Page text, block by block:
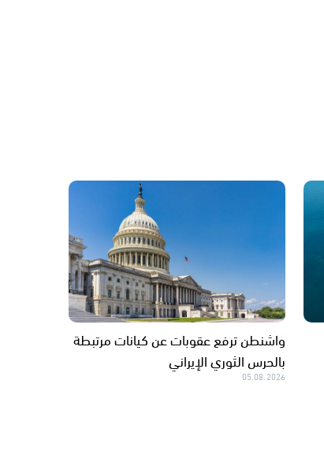
واشنطن ترفع عقوبات عن كيانات مرتبطة
بالحرس الثوري الإيراني
05.08.2026